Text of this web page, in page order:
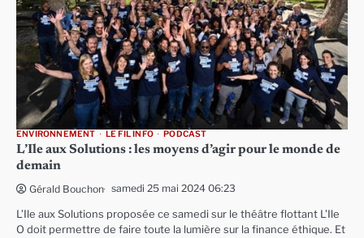
ENVIRONNEMENT LE FIL INFO PODCAST
L’Ile aux Solutions : les moyens d’agir pour le monde de
demain
Gérald Bouchon samedi 25 mai 2024 06:23
L’Ile aux Solutions proposée ce samedi sur le théâtre flottant L’Ile
O doit permettre de faire toute la lumière sur la finance éthique. Et